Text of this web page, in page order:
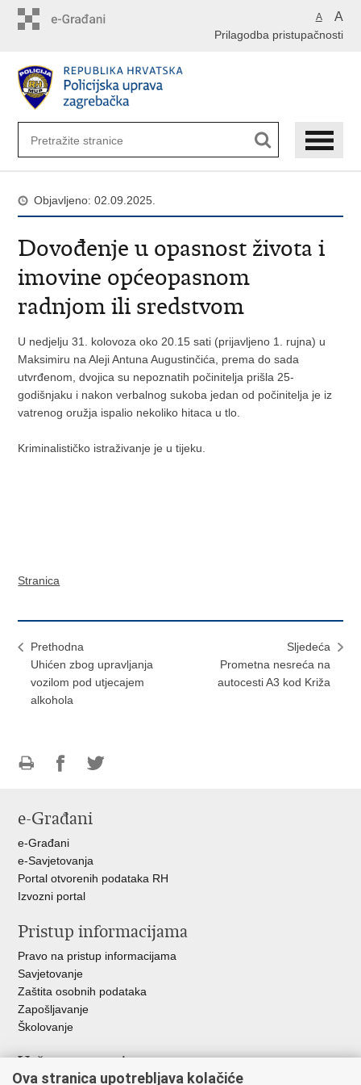
A A
Prilagodba pristupačnosti
Objavljeno: 02.09.2025.
Dovođenje u opasnost života i
imovine općeopasnom
radnjom ili sredstvom
U nedjelju 31. kolovoza oko 20.15 sati (prijavljeno 1. rujna) u
Maksimiru na Aleji Antuna Augustinčića, prema do sada
utvrđenom, dvojica su nepoznatih počinitelja prišla 25-
godišnjaku i nakon verbalnog sukoba jedan od počinitelja je iz
vatrenog oružja ispalio nekoliko hitaca u tlo.
Kriminalističko istraživanje je u tijeku.
Stranica
Prethodna
Uhićen zbog upravljanja
vozilom pod utjecajem
alkohola
Sljedeća
Prometna nesreća na
autocesti A3 kod Križa
FacebookuTwitteru
e-Građani
e-Građani
e-Savjetovanja
Portal otvorenih podataka RH
Izvozni portal
Pristup informacijama
Pravo na pristup informacijama
Savjetovanje
Zaštita osobnih podataka
Zapošljavanje
Školovanje
Važne poveznice
Ova stranica upotrebljava kolačiće